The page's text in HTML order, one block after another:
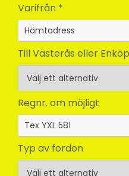
Varifrån *
Till Västerås eller
Regnr. om möjligt
Typ av fordon